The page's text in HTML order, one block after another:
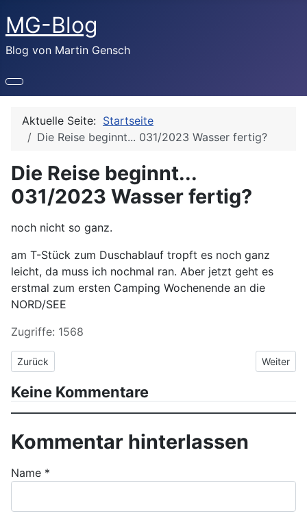
MG-Blog
Blog von Martin Gensch
Aktuelle Seite: Startseite
Die Reise beginnt... 031/2023 Wasser fertig?
Die Reise beginnt...
031/2023 Wasser fertig?
Details
noch nicht so ganz.
am T-Stück zum Duschablauf tropft es noch ganz
leicht, da muss ich nochmal ran. Aber jetzt geht es
erstmal zum ersten Camping Wochenende an die
NORD/SEE
Zugriffe: 1568
Vorheriger Beitrag: Die Reise beginnt... 032/2023 Erstes
Zurück Nächster
Weiter
Keine Kommentare
Kommentar hinterlassen
Name *